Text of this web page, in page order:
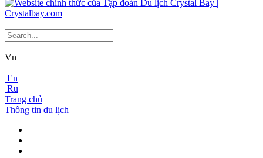
Vn
En
Ru
Trang chủ
Thông tin du lịch